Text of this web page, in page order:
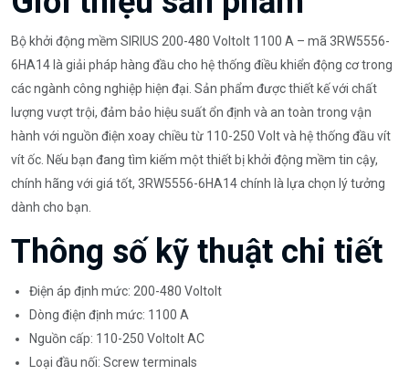
Bộ khởi động mềm SIRIUS 200-480 Voltolt 1100 A – mã 3RW5556-
6HA14 là giải pháp hàng đầu cho hệ thống điều khiển động cơ trong
các ngành công nghiệp hiện đại. Sản phẩm được thiết kế với chất
lượng vượt trội, đảm bảo hiệu suất ổn định và an toàn trong vận
hành với nguồn điện xoay chiều từ 110-250 Volt và hệ thống đầu vít
vít ốc. Nếu bạn đang tìm kiếm một thiết bị khởi động mềm tin cậy,
chính hãng với giá tốt, 3RW5556-6HA14 chính là lựa chọn lý tưởng
dành cho bạn.
Thông số kỹ thuật chi tiết
Điện áp định mức: 200-480 Voltolt
Dòng điện định mức: 1100 A
Nguồn cấp: 110-250 Voltolt AC
Loại đầu nối: Screw terminals